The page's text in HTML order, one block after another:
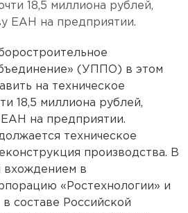
18,5 миллиона рублей,
ЕАН на предприятии.
(УППО) в этом
на техническое
18,5 миллиона рублей,
на предприятии.
техническое
производства. В
вхождением в
«Ростехнологии» и
составе Российской